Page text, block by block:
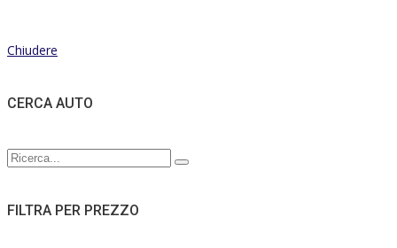
Chiudere
CERCA AUTO
FILTRA PER PREZZO